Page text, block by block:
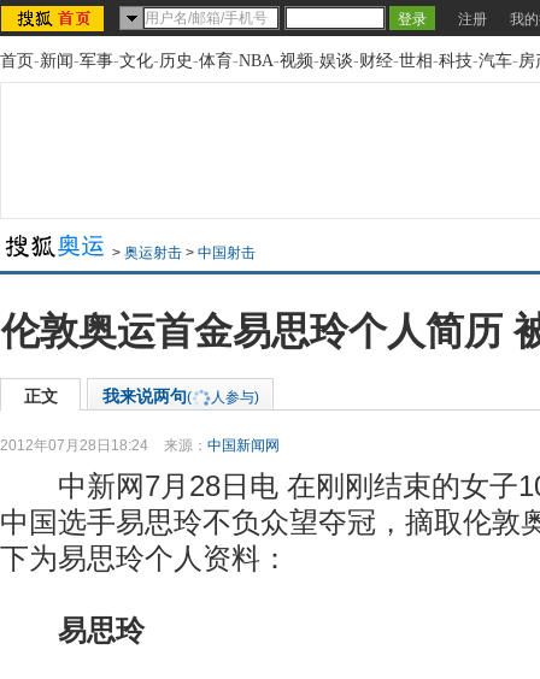
注册 我
首页-新闻-军事-文化-历史-体育-NBA-视频-娱谈-财经-世相-科技-汽车-房
> 奥运射击 > 中国射击
伦敦奥运首金易思玲个人简历
正文 我来说两句( 人参与)
2012年07月28日18:24 来源： 中国新闻网
中新网7月28日电 在刚刚结束的女子
中国选手易思玲不负众望夺冠，摘取伦敦
下为易思玲个人资料：
易思玲